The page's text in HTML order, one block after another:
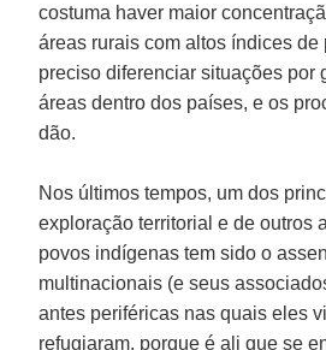
costuma haver maior
áreas rurais com altos índices de
preciso diferenciar situações por
áreas dentro dos países, e os
dão.
Nos últimos tempos, um dos
exploração territorial e de outros
povos indígenas tem sido o
multinacionais (e seus
antes periféricas nas quais eles
refugiaram, porque é ali que se